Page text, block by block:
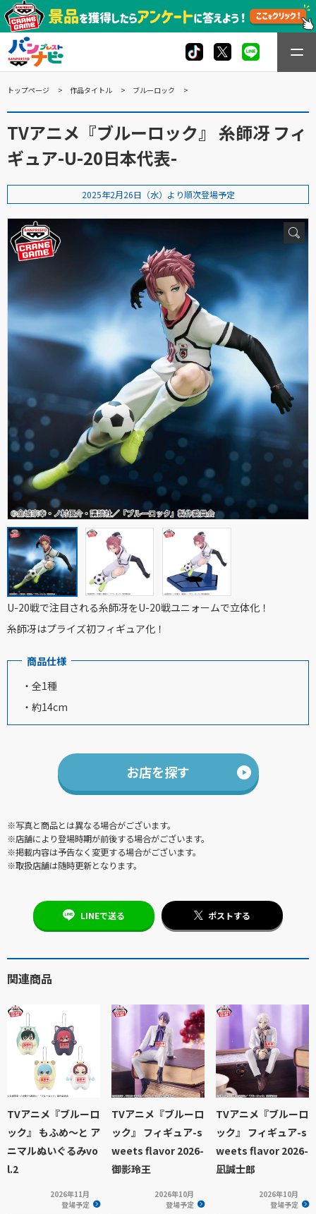
トップページ 作品タイトル ブルーロック
TVアニメ『ブルーロック』 糸師冴 フィ
ギュア-U-20日本代表-
2025年2月26日（水）より順次登場予定
U-20戦で注目される糸師冴をU-20戦ユニォームで立体化！
糸師冴はプライズ初フィギュア化！
商品仕様
・全1種
・約14cm
お店を探す
※写真と商品とは異なる場合がございます。
※店舗により登場時期が前後する場合がございます。
※掲載内容は予告なく変更する場合がございます。
※取扱店舗は随時更新となります。
LINEで送る ポストする
関連商品
TVアニメ『ブルーロ
ック』 もふめ～と ア
ニマルぬいぐるみvo
l.2
2026年11月
登場予定
TVアニメ『ブルーロ
ック』 フィギュア-s
weets flavor 2026-
御影玲王
2026年10月
登場予定
TVアニメ『ブルーロ
ック』 フィギュア-s
weets flavor 2026-
凪誠士郎
2026年10月
登場予定